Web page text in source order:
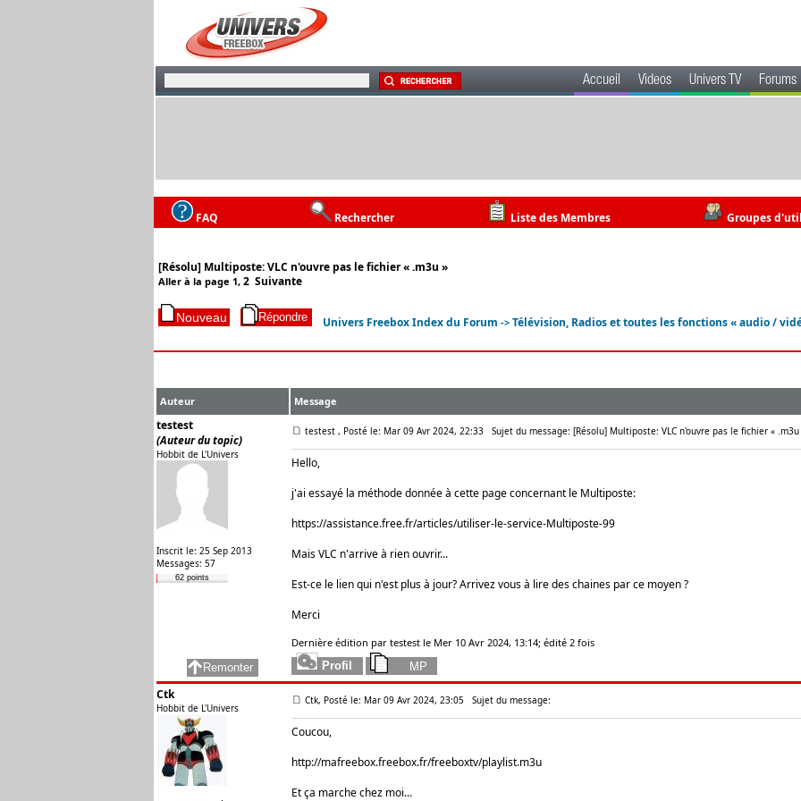
Accueil Videos Univers TV Forums
FAQ Rechercher Liste des Membres Groupes
[Résolu] Multiposte: VLC n'ouvre pas le fichier « .m3u »
Aller à la page 1, 2 Suivante
Univers Freebox Index du Forum -> Télévision, Radios et toutes les fonctions « audio /
Auteur Message
testest
(Auteur du topic)
Hobbit de L'Univers
Inscrit le: 25 Sep 2013
Messages: 57
62 points
testest , Posté le: Mar 09 Avr 2024, 22:33 Sujet du message: [Résolu] Multiposte: VLC n'ouvre pas le fichier « .m3u
Hello,
j'ai essayé la méthode donnée à cette page concernant le Multiposte:
https://assistance.free.fr/articles/utiliser-le-service-Multiposte-99
Mais VLC n'arrive à rien ouvrir...
Est-ce le lien qui n'est plus à jour? Arrivez vous à lire des chaines par ce moyen ?
Merci
Dernière édition par testest le Mer 10 Avr 2024, 13:14; édité 2 fois
Ctk
Hobbit de L'Univers
Ctk, Posté le: Mar 09 Avr 2024, 23:05 Sujet du message:
Coucou,
http://mafreebox.freebox.fr/freeboxtv/playlist.m3u
Et ça marche chez moi...